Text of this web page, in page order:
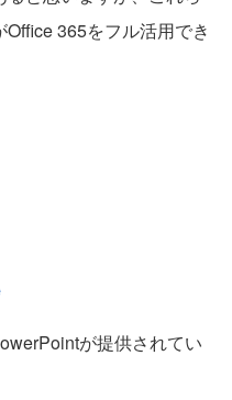
365をフル活用でき
が提供されてい